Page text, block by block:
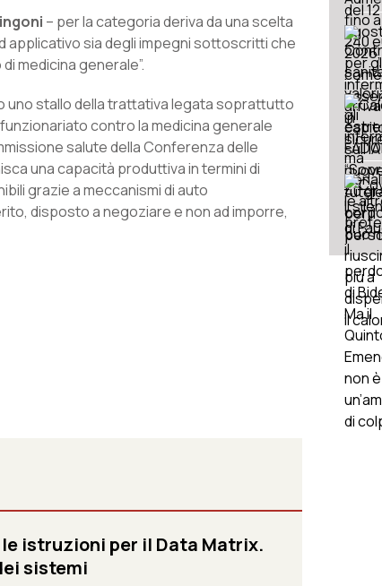
– per la categoria deriva da una scelta
applicativo sia degli impegni sottoscritti che
medicina generale”.
uno stallo della trattativa legata soprattutto
contro la medicina generale
salute della Conferenza delle
una capacità produttiva in termini di
grazie a meccanismi di auto
disposto a negoziare e non ad imporre,
istruzioni per il Data Matrix.
sistemi